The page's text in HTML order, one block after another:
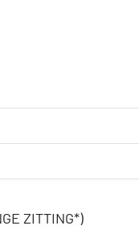
ZITTING*)